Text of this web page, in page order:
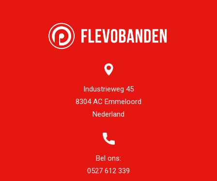
Industrieweg 45
8304 AC Emmeloord
Nederland
Bel ons:
0527 612 339